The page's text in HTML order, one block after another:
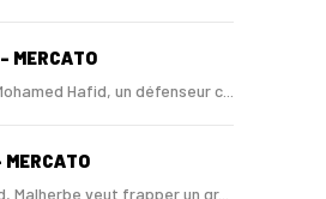
MERCATO
Hafid, un défenseur c...
MERCATO
Malherbe veut frapper un gr...